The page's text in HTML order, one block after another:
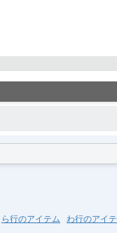
ら行のアイテム
わ行のアイテ